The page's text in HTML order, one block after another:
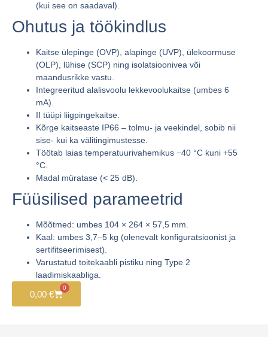
(kui see on saadaval).
Ohutus ja töökindlus
Kaitse ülepinge (OVP), alapinge (UVP), ülekoormuse
(OLP), lühise (SCP) ning isolatsioonivea või
maandusrikke vastu.
Integreeritud alalisvoolu lekkevoolukaitse (umbes 6
mA).
II tüüpi liigpingekaitse
Kõrge kaitseaste IP66 – tolmu- ja veekindel, sobib nii
sise- kui ka välitingimustesse.
Töötab laias temperatuurivahemikus −40 °C kuni +55
°C
Madal müratase (< 25 dB).
Füüsilised parameetrid
Mõõtmed: umbes 104 × 264 × 57,5 mm
Kaal: umbes 3,7–5 kg (olenevalt konfiguratsioonist ja
sertifitseerimisest).
Varustatud toitekaabli pistiku ning Type 2
laadimiskaabliga.
0,00 €
0